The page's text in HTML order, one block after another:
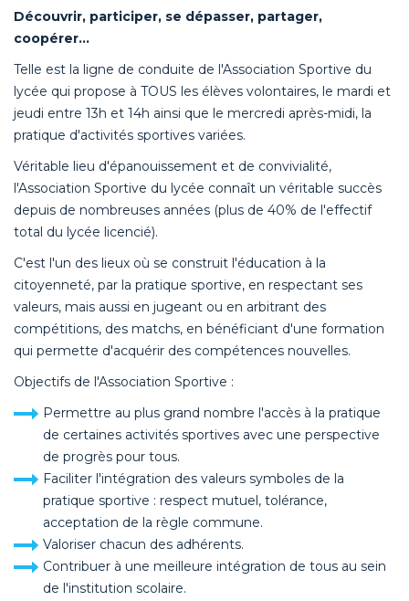
Découvrir, participer, se dépasser, partager,
coopérer…
Telle est la ligne de conduite de l'Association Sportive du
lycée qui propose à TOUS les élèves volontaires, le mardi et
jeudi entre 13h et 14h ainsi que le mercredi après-midi, la
pratique d'activités sportives variées.
Véritable lieu d'épanouissement et de convivialité,
l'Association Sportive du lycée connaît un véritable succès
depuis de nombreuses années (plus de 40% de l'effectif
total du lycée licencié).
C'est l'un des lieux où se construit l'éducation à la
citoyenneté, par la pratique sportive, en respectant ses
valeurs, mais aussi en jugeant ou en arbitrant des
compétitions, des matchs, en bénéficiant d'une formation
qui permette d'acquérir des compétences nouvelles.
Objectifs de l'Association Sportive :
Permettre au plus grand nombre l'accès à la pratique
de certaines activités sportives avec une perspective
de progrès pour tous.
Faciliter l'intégration des valeurs symboles de la
pratique sportive : respect mutuel, tolérance,
acceptation de la règle commune.
Valoriser chacun des adhérents.
Contribuer à une meilleure intégration de tous au sein
de l'institution scolaire.